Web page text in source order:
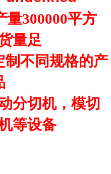
量300000平方
量足
制不同规格的产
分切机，模切
等设备